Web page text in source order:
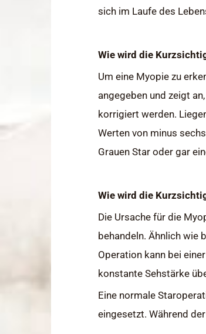
sich im Laufe des
Wie wird die
Um eine Myopie zu
angegeben und zeigt
korrigiert werden.
Werten von minus
Grauen Star oder gar
Wie wird die
Die Ursache für die
behandeln. Ähnlich wie
Operation kann bei
konstante Sehstärke
Eine normale
eingesetzt. Während